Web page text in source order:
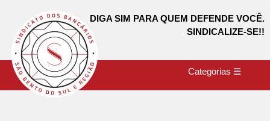
DIGA SIM PARA QUEM DEFENDE VOCÊ.
SINDICALIZE-SE!!
Categorias ☰